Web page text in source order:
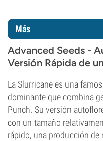
Más
Advanced Seeds -
Versión Rápida de
La Slurricane es una
dominante que combina
Punch. Su versión
con un tamaño
rápido, una producción de